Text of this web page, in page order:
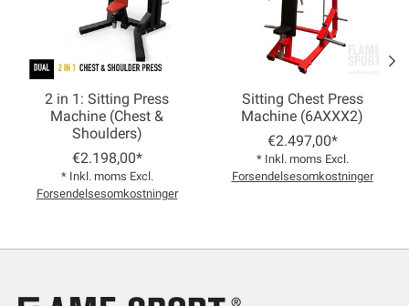
2 in 1: Sitting Press
Machine (Chest &
Shoulders)
€2.198,00*
* Inkl. moms Excl.
Forsendelsesomkostninger
Sitting Chest Press
Machine (6AXXX2)
€2.497,00*
* Inkl. moms Excl.
Forsendelsesomkostninger